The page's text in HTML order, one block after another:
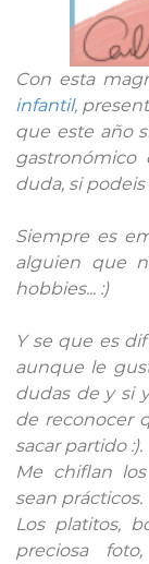
Con esta
infantil,
que este año
gastronómico
duda, si
Siempre es
alguien que
hobbies... :)
Y se que es
aunque le
dudas de y si
de reconocer
sacar partido :).
Me chiflan
sean prácticos.
Los platitos,
preciosa